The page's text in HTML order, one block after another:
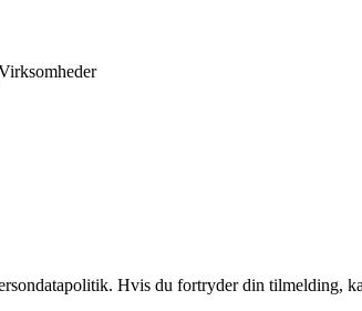
Hvis du fortryder din tilmelding,